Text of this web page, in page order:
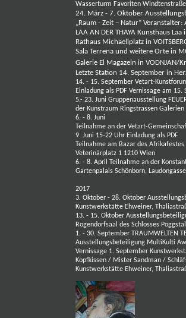
Wasserturm Favoriten
24. März - 7. Oktober
„Raum - Zeit – Natur“
LAA AN DER THAYA Kunsthaus
Rathaus Michaeliplatz in
Sala Terrena und weitere Orte in
Galerie El Magazein in
Letzte Station 14. September in
14. - 15. September Vetart-
Einladung als PDF Vernissage am 15.
5.- 23. Juni Gruppenausstellung
der Kunstraum Ringstrassen Galerien
6. - 8. Juni
Teilnahme an der Vetart-
9. Juni 15-22 Uhr Einladung als PDF
Teilnahme am Bazar des
Veterinärplatz 1 1210 Wien
6. - 8. April Teilnahme an der
Gartenpalais Schönborn,
2017
3. Oktober - 28. Oktober
Kunstwerkstätte Ehweiner,
13. - 15. Oktober
Rogendorfsaal des Schlosses
1. - 30. September TRAUMWELTEN
Ausstellungsbeteiligung MultiKulti
Vernissage 1. September
Kopfkissen / Mister Sandman /
Kunstwerkstätte Ehweiner,